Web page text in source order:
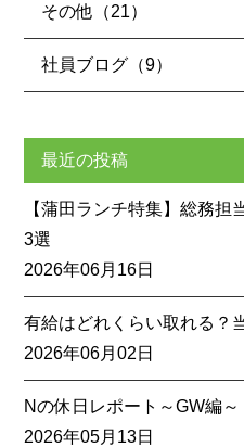
その他（21）
社員ブログ（9）
最近の投稿
【蒲田ランチ特集】総務
3選
2026年06月16日
有給はどれくらい取れる？
2026年06月02日
Nの休日レポート～GW編～
2026年05月13日